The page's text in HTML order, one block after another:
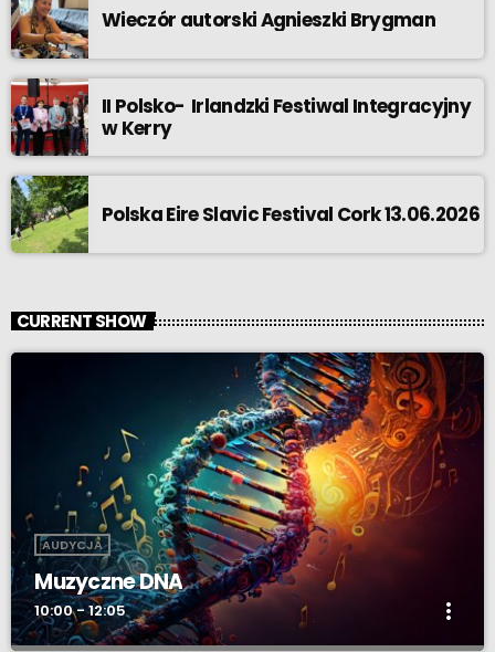
Wieczór autorski Agnieszki Brygman
II Polsko- Irlandzki Festiwal Integracyjny
w Kerry
Polska Eire Slavic Festival Cork 13.06.2026
CURRENT SHOW
AUDYCJA
Muzyczne DNA
10:00 - 12:05 more_vert